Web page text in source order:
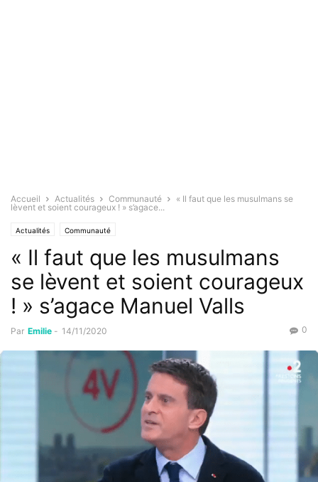
Accueil Actualités Communauté
« Il faut que les musulmans se
lèvent et soient courageux ! » s’agace...
Actualités Communauté
« Il faut que les musulmans
se lèvent et soient courageux
! » s’agace Manuel Valls
Par Emilie - 14/11/2020 0